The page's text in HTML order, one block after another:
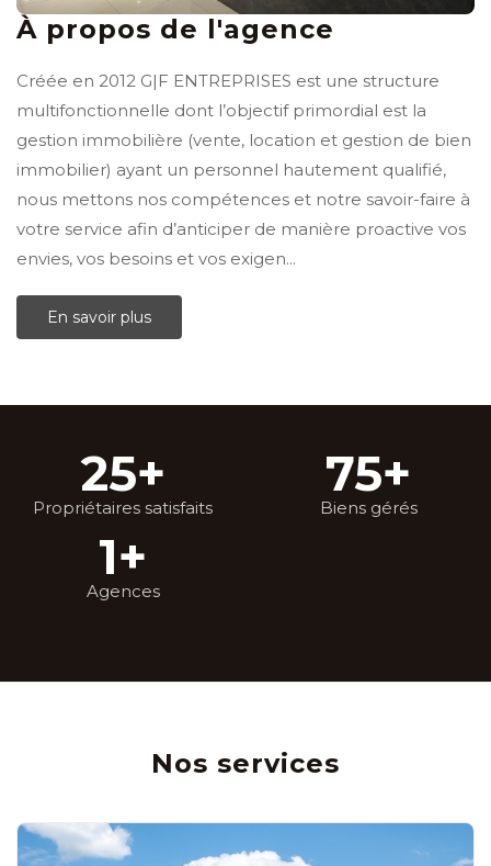
À propos de l'agence
Créée en 2012 G|F ENTREPRISES est une structure
multifonctionnelle dont l’objectif primordial est la
gestion immobilière (vente, location et gestion de bien
immobilier) ayant un personnel hautement qualifié,
nous mettons nos compétences et notre savoir-faire à
votre service afin d’anticiper de manière proactive vos
envies, vos besoins et vos exigen...
En savoir plus
25+
Propriétaires satisfaits
75+
Biens gérés
1+
Agences
Nos services